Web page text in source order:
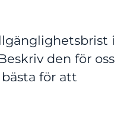
i
den för oss
för att